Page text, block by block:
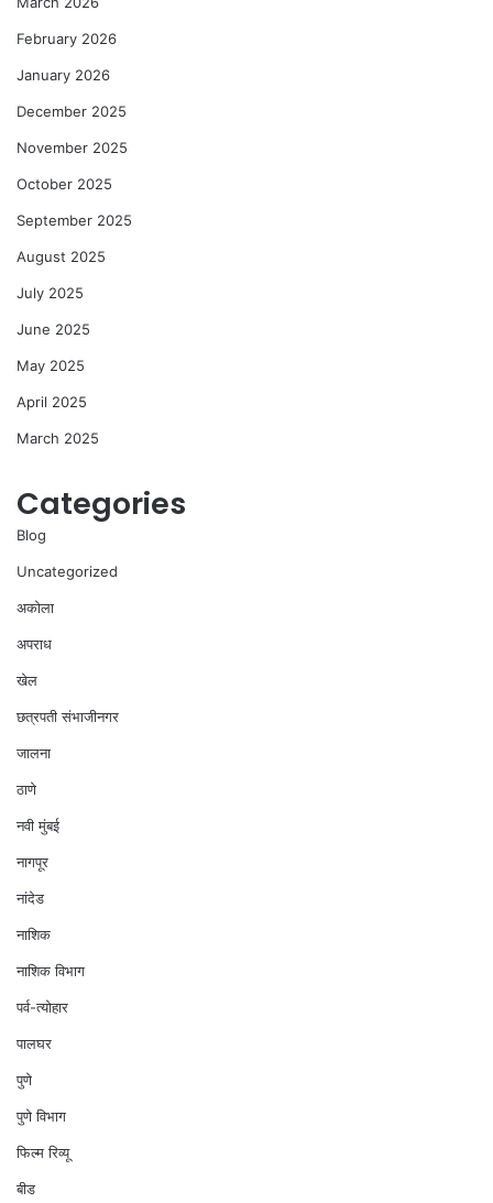
February 2026
January 2026
December 2025
November 2025
October 2025
September 2025
August 2025
July 2025
June 2025
May 2025
April 2025
March 2025
Categories
Blog
Uncategorized
अकोला
अपराध
खेल
छत्रपती संभाजीनगर
जालना
ठाणे
नवी मुंबई
नागपूर
नांदेड
नाशिक
नाशिक विभाग
पर्व-त्योहार
पालघर
पुणे
पुणे विभाग
फिल्म रिव्यू
बीड